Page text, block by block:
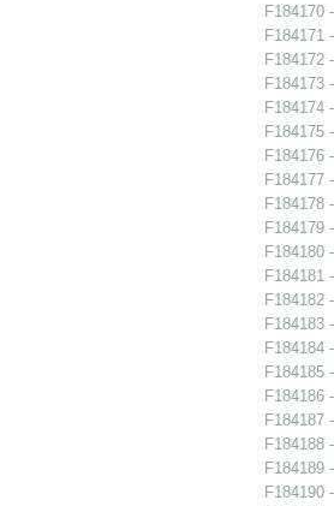
F184170
F184171
F184172
F184173
F184174
F184175
F184176
F184177
F184178
F184179
F184180
F184181
F184182
F184183
F184184
F184185
F184186
F184187
F184188
F184189
F184190